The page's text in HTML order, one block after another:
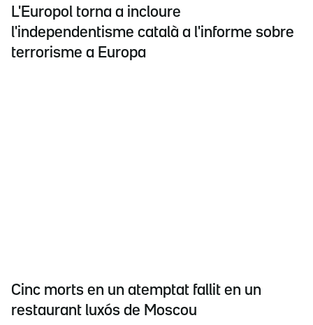
L'Europol torna a incloure
l'independentisme català a l'informe sobre
terrorisme a Europa
Cinc morts en un atemptat fallit en un
restaurant luxós de Moscou